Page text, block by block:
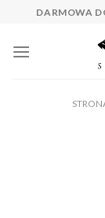
content
DARMOWA